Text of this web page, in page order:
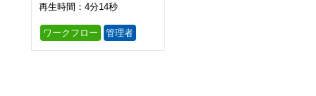
再生時間：4分14秒
ワークフロー 管理者